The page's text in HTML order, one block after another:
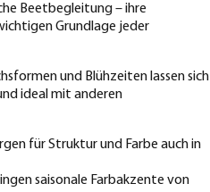
Beetbegleitung – ihre
Grundlage jeder
und Blühzeiten lassen sich
ideal mit anderen
für Struktur und Farbe auch in
saisonale Farbakzente von